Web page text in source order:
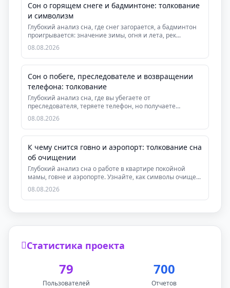
Сон о горящем снеге и бадминтоне: толкование
и символизм
Глубокий анализ сна, где снег загорается, а бадминтон
проигрывается: значение зимы, огня и лета, рек...
08.08.2026
Сон о побеге, преследователе и возвращении
телефона: толкование
Глубокий анализ сна, где вы убегаете от
преследователя, теряете телефон, но получаете
помощь. Раскры...
08.08.2026
К чему снится говно и аэропорт: толкование сна
об очищении
Глубокий анализ сна о работе в квартире покойной
мамы, говне и аэропорте. Узнайте, как символы очище...
08.08.2026
Статистика проекта
79
Пользователей
700
Отчетов